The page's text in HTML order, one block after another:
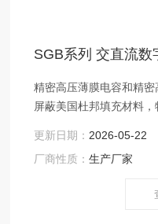
SGB系列 交直流数
精密高压薄膜电容和精
屏蔽美国杜邦填充材料，
更新日期： 2026-05-22
厂商性质：生产厂家